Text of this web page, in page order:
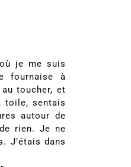
je me suis
fournaise à
toucher, et
toile, sentais
autour de
rien. Je ne
J’étais dans